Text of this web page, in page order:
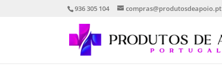
936 305 104 compras@produtosdeapoio.pt